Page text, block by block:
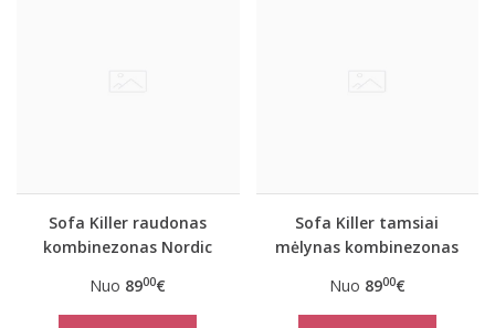
Sofa Killer raudonas
kombinezonas Nordic
Nuo 8900€
Sofa Killer tamsiai
mėlynas kombinezonas
Nuo 8900€